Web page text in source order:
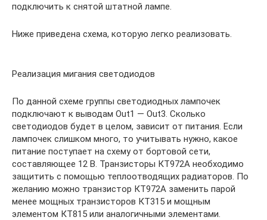
подключить к снятой штатной лампе.
Ниже приведена схема, которую легко реализовать.
Реализация мигания светодиодов
По данной схеме группы светодиодных лампочек
подключают к выводам Out1 — Out3. Сколько
светодиодов будет в целом, зависит от питания. Если
лампочек слишком много, то учитывать нужно, какое
питание поступает на схему от бортовой сети,
составляющее 12 В. Транзисторы КТ972А необходимо
защитить с помощью теплоотводящих радиаторов. По
желанию можно транзистор КТ972А заменить парой
менее мощных транзисторов КТ315 и мощным
элементом КТ815 или аналогичными элементами.